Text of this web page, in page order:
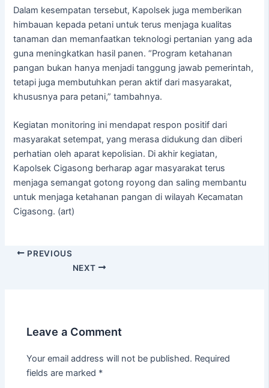
Dalam kesempatan tersebut, Kapolsek juga memberikan
himbauan kepada petani untuk terus menjaga kualitas
tanaman dan memanfaatkan teknologi pertanian yang ada
guna meningkatkan hasil panen. “Program ketahanan
pangan bukan hanya menjadi tanggung jawab pemerintah,
tetapi juga membutuhkan peran aktif dari masyarakat,
khususnya para petani,” tambahnya.
Kegiatan monitoring ini mendapat respon positif dari
masyarakat setempat, yang merasa didukung dan diberi
perhatian oleh aparat kepolisian. Di akhir kegiatan,
Kapolsek Cigasong berharap agar masyarakat terus
menjaga semangat gotong royong dan saling membantu
untuk menjaga ketahanan pangan di wilayah Kecamatan
Cigasong. (art)
PREVIOUS
NEXT
Leave a Comment
Your email address will not be published. Required
fields are marked *